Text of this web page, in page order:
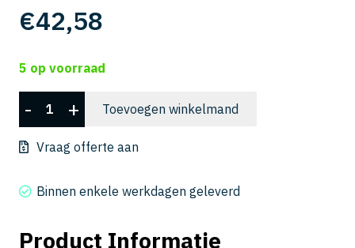
€42,58
5 op voorraad
CXERS
4030-
02-
aantal
- + Toevoegen winkelmand
Vraag offerte aan
Binnen enkele werkdagen geleverd
Product Informatie